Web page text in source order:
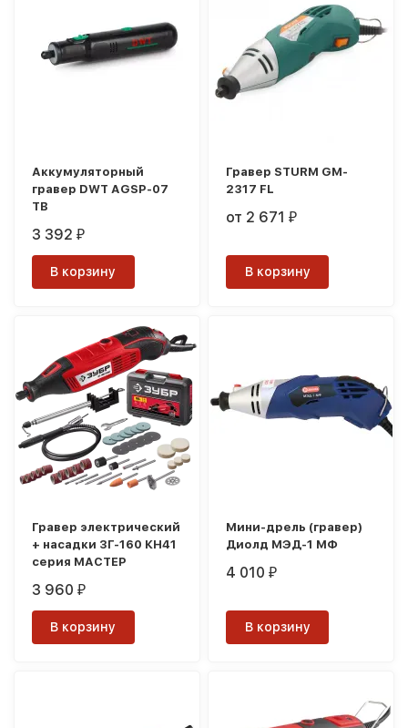
Аккумуляторный
гравер DWT AGSP-07
TB
3 392₽
В корзину
Гравер STURM GM-
2317 FL
от 2 671₽
В корзину
Гравер электрический
+ насадки ЗГ-160 КН41
серия МАСТЕР
3 960₽
В корзину
Мини-дрель (гравер)
Диолд МЭД-1 МФ
4 010₽
В корзину